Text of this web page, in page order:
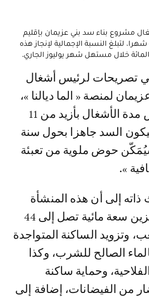
مشروع بناء سد بني عزيمان بإقليم
الدريوش بأزيد من 11 شهرا، لتبلغ النسبة الإجمالية لإنجاز هذه
لمنصة « الما ديالنا »،
فقد « تم تقليص مدة الأشغال بأزيد من 11
السد جاهزا بحول سنة
سيُمَكّن حوض ملوية من تعبئة
».
ذاته إلى أن هذه المنشأة
ستُمَكّن من تخزين سعة مائية تصل إلى 44
وتزويد الساكنة المتواجدة
الصالح للشرب، وكذا
وحماية ساكنة
من الفيضانات، إضافة إلى